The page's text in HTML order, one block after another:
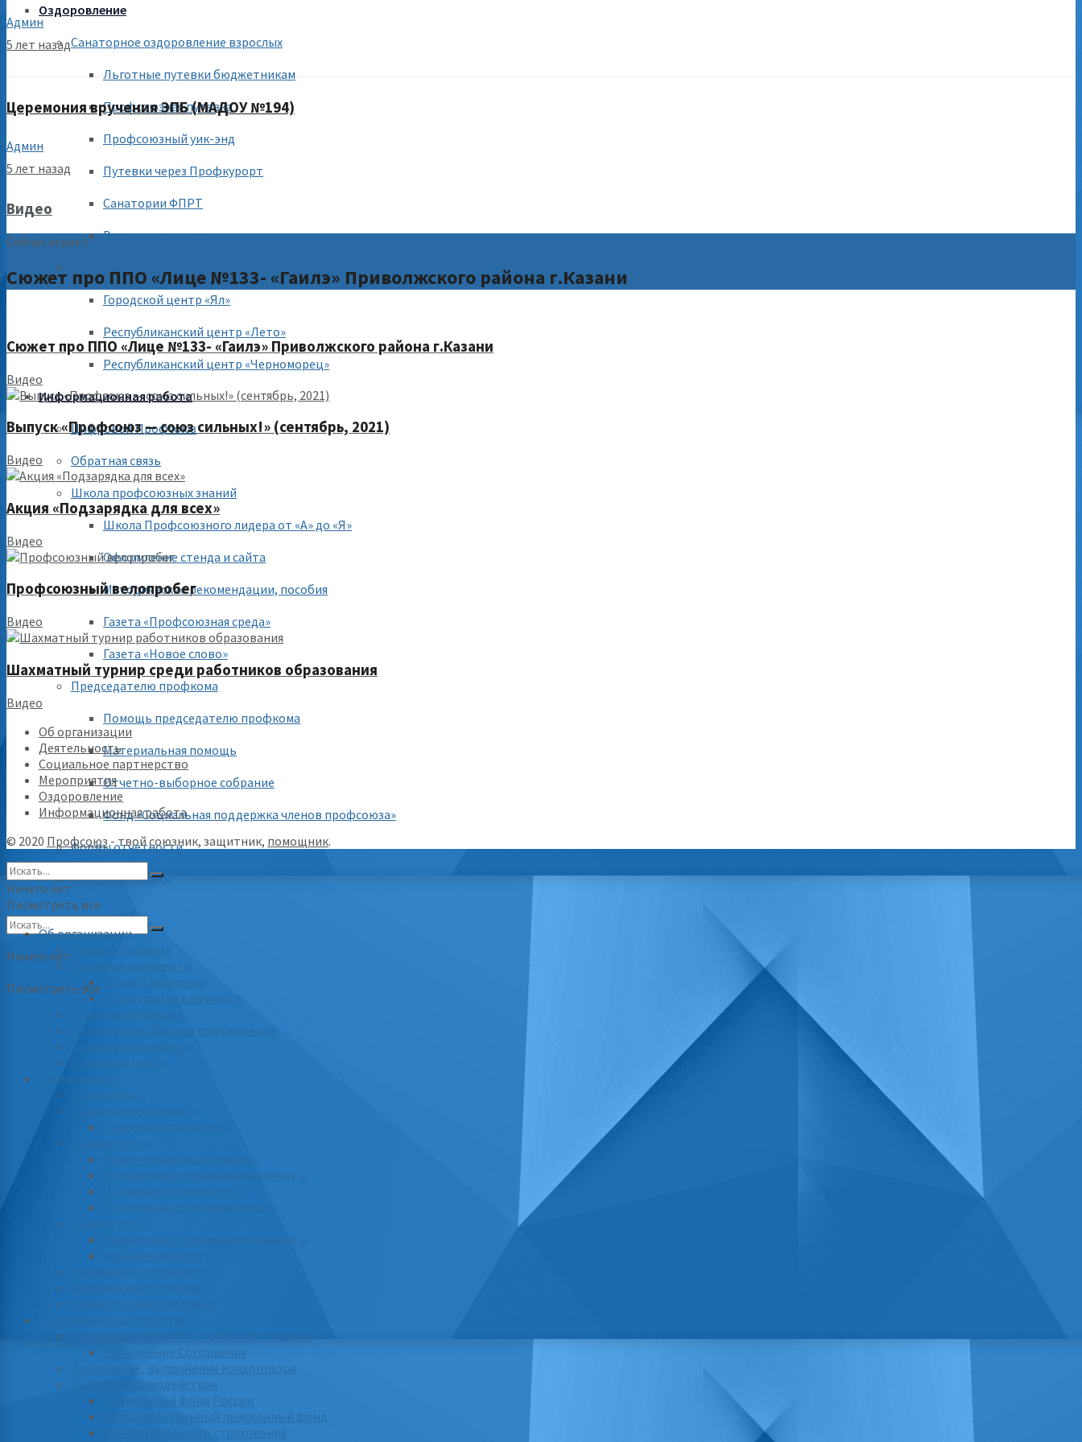
Оздоровление
Санаторное оздоровление взрослых
Льготные путевки бюджетникам
Профсоюзная путевка
Профсоюзный уик-энд
Путевки через Профкурорт
Санатории ФПРТ
Временные путевки
Городской центр «Ял»
Республиканский центр «Лето»
Республиканский центр «Черноморец»
Информационная работа
Цифровой Профсоюз
Обратная связь
Школа профсоюзных знаний
Школа Профсоюзного лидера от «А» до «Я»
Оформление стенда и сайта
Методические рекомендации, пособия
Газета «Профсоюзная среда»
Газета «Новое слово»
Председателю профкома
Помощь председателю профкома
Материальная помощь
Отчетно-выборное собрание
Фонд «Социальная поддержка членов профсоюза»
Формы отчетности
Полезные ссылки
Ничего нет
Посмотреть все
Админ
5 лет назад
Церемония вручения ЭПБ (МАДОУ №194)
Админ
5 лет назад
Видео
Сейчас играет
Сюжет про ППО «Лице №133- «Гаилэ» Приволжского района г.Казани
Сюжет про ППО «Лице №133- «Гаилэ» Приволжского района г.Казани
Видео
Выпуск «Профсоюз — союз сильных!» (сентябрь, 2021)
Видео
Акция «Подзарядка для всех»
Видео
Профсоюзный велопробег
Видео
Шахматный турнир среди работников образования
Видео
Об организации
Деятельность
Социальное партнерство
Мероприятия
Оздоровление
Информационная работа
© 2020 Профсоюз - твой союзник, защитник, помощник.
Ничего нет
Посмотреть все
Об организации
Аппарат Райкома
Уставные документы
Устав Профсоюза
Регистрация в минюсте
IV отчетно-выборная конференция
Деятельность
Новое в законодательстве
Нормативно-правовые документы
Нормативно-правовые документы
Выполнение Соглашения
Заключение, выполнение колдоговора
Сетевое взаимодействие
Социальный фонд России
Негосударственный пенсионный фонд
Фонд социального страхования